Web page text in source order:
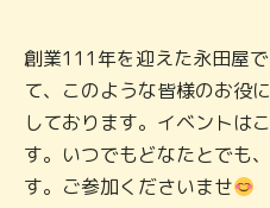
創業111年を迎えた永田屋
て、このような皆様のお役
しております。イベントは
す。いつでもどなたとでも
す。ご参加くださいませ